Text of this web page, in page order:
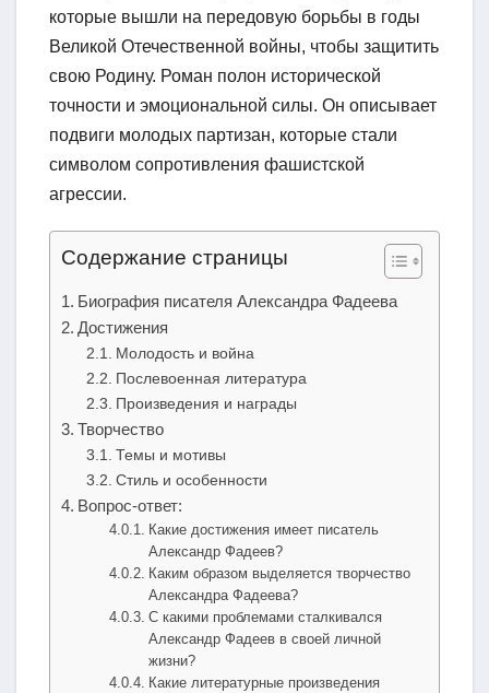
которые вышли на передовую борьбы в годы
Великой Отечественной войны, чтобы защитить
свою Родину. Роман полон исторической
точности и эмоциональной силы. Он описывает
подвиги молодых партизан, которые стали
символом сопротивления фашистской
агрессии.
Содержание страницы
Биография писателя Александра Фадеева
Достижения
Молодость и война
Послевоенная литература
Произведения и награды
Творчество
Темы и мотивы
Стиль и особенности
Вопрос-ответ:
Какие достижения имеет писатель
Александр Фадеев?
Каким образом выделяется творчество
Александра Фадеева?
С какими проблемами сталкивался
Александр Фадеев в своей личной
жизни?
Какие литературные произведения